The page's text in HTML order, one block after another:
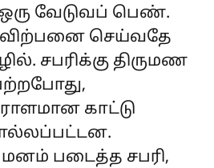
ஒரு வேடுவப் பெண்.
விற்பனை செய்வதே
சபரிக்கு திருமண
காட்டு
மனம் படைத்த சபரி,